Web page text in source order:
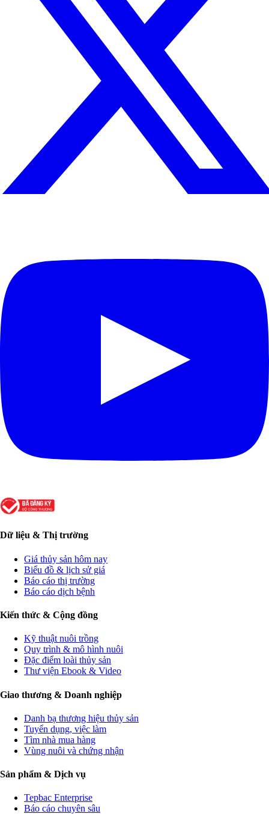
Dữ liệu & Thị trường
Giá thủy sản hôm nay
Biểu đồ & lịch sử giá
Báo cáo thị trường
Báo cáo dịch bệnh
Kiến thức & Cộng đồng
Kỹ thuật nuôi trồng
Quy trình & mô hình nuôi
Đặc điểm loài thủy sản
Thư viện Ebook & Video
Giao thương & Doanh nghiệp
Danh bạ thương hiệu thủy sản
Tuyển dụng, việc làm
Tìm nhà mua hàng
Vùng nuôi và chứng nhận
Sản phẩm & Dịch vụ
Tepbac Enterprise
Báo cáo chuyên sâu